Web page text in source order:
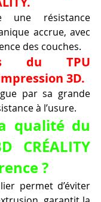
une résistance
accrue, avec
des couches.
du TPU
3D.
par sa grande
à l’usure.
qualité du
CRÉALITY
?
permet d’éviter